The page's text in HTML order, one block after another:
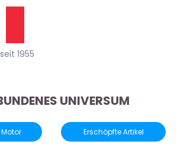
1955
UNIVERSUM
Erschöpfte Artikel